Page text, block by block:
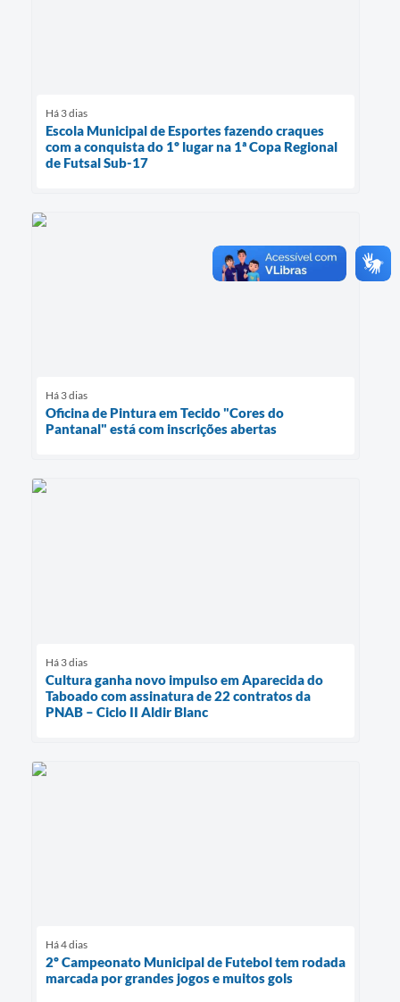
Há 3 dias
Escola Municipal de Esportes fazendo craques
com a conquista do 1º lugar na 1ª Copa Regional
de Futsal Sub-17
Há 3 dias
Oficina de Pintura em Tecido "Cores do
Pantanal" está com inscrições abertas
Há 3 dias
Cultura ganha novo impulso em Aparecida do
Taboado com assinatura de 22 contratos da
PNAB – Ciclo II Aldir Blanc
Há 4 dias
2º Campeonato Municipal de Futebol tem rodada
marcada por grandes jogos e muitos gols